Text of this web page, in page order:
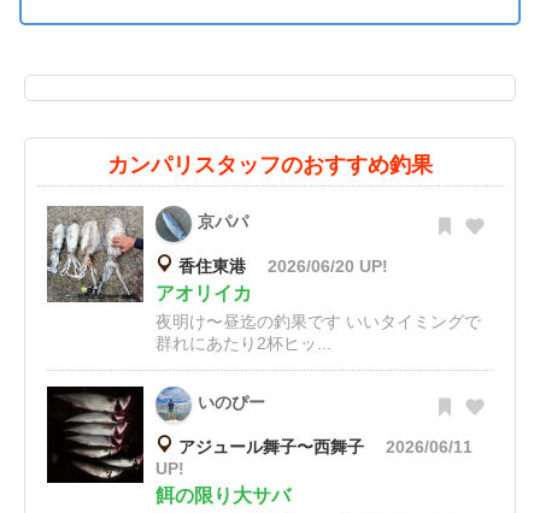
カンパリスタッフのおすすめ釣果
京パパ
香住東港 2026/06/20 UP!
アオリイカ
夜明け〜昼迄の釣果です いいタイミングで
群れにあたり2杯ヒッ...
いのぴー
アジュール舞子〜西舞子
2026/06/11
UP!
餌の限り大サバ